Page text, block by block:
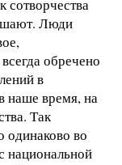
сотворчества
Люди
обречено
в
наше время, на
Так
одинаково во
национальной